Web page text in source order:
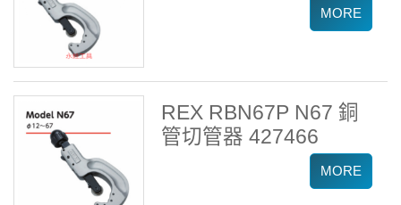
REX RBN67P N67 銅
管切管器 427466